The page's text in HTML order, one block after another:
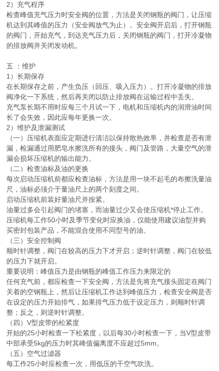
2）充气程序
检查峰值充气压力时安全阀的位置，方法是关闭钢瓶的阀门，让压缩
机达到其峰值的压力（安全阀放气为止）。安全阀开启后，打开钢瓶
的阀门，开始充气，到达充气压力后，关闭钢瓶的阀门，打开冷凝物
的排放阀并关闭发动机。
五 ：维护
1）长期保存
在长期保存之前，产生负压（回压、吸入压力）。打开冷凝物的排放
阀净化一下系统，然后再关闭以防止排放阀在运输过程中丢失。
充气泵长期不用时应每三个月试一下，电机和压缩机内的润滑油时间
长了会失效，因此应每年更换一次。
2）维护及泄漏测试
（一）压缩机表面应定期进行清洁以保持散热效率，并检查是否有泄
漏，检漏通过用肥皂水擦洗所有的接头，阀门及管路，大量空气的泄
漏会损坏压缩机的输出能力。
（二）检查油标及油的更换
每次启动压缩机前都应检查油标，方法是用一块不起毛的布擦洗量油
尺，油标必须介于量油尺上的两个刻度之间。
启动压缩机前装好量油尺并按紧。
油量过多会引起阀门的堵塞，而油量过少又会使压缩机*停止工作。
压缩机每工作50小时及季节变化时应换油，仅能使用建议油型并购
买密封包装产品，不能混合使用不同型号的油。
（三）安全控制阀
顺时针调整，阀门在较高的压力下才开启；逆时针调整，阀门在较低
的压力下就开启。
重要说明：峰值压力是由钢瓶的峰值工作压力来限定的
任何充气前，都应检查一下安全阀，方法是先将充气接头固定在阀门
关着的空钢瓶上，然后让压缩机工作达到峰值压力，检查安全阀是否
在设定的压力开始排气，如果排气压力低于设定压力，则顺时针调
整；反之，则逆时针调整。
（四）V型皮带的松紧度
开始的25小时检查一下松紧度，以后每30小时检查一下，当V型皮带
中部承受5kg的压力时其峰值偏离度不应超过5mm。
（五）空气过滤器
每工作25小时应检查一次，用低压的干空气吹洗。